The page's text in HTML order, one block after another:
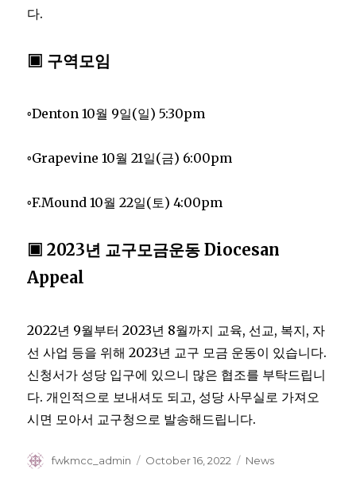
다.
▣ 구역모임
◦Denton 10월 9일(일) 5:30pm
◦Grapevine 10월 21일(금) 6:00pm
◦F.Mound 10월 22일(토) 4:00pm
▣ 2023년 교구모금운동 Diocesan
Appeal
2022년 9월부터 2023년 8월까지 교육, 선교, 복지, 자
선 사업 등을 위해 2023년 교구 모금 운동이 있습니다.
신청서가 성당 입구에 있으니 많은 협조를 부탁드립니
다. 개인적으로 보내셔도 되고, 성당 사무실로 가져오
시면 모아서 교구청으로 발송해드립니다.
Author
fwkmcc_admin
Posted
October 16, 2022 Categories
News